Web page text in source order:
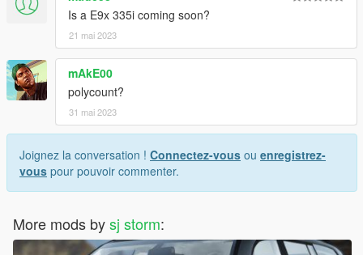
Is a E9x 335i coming soon?
21 mai 2023
mAkE00
polycount?
31 mai 2023
Joignez la conversation ! Connectez-vous ou enregistrez-
vous pour pouvoir commenter.
More mods bysj storm: